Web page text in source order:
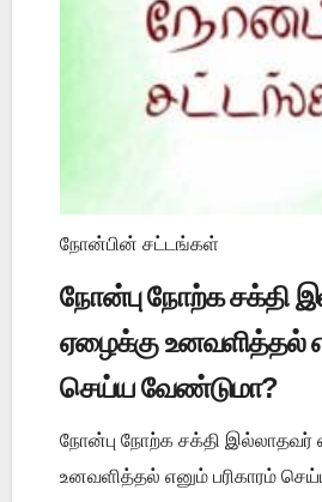
நோன்பின் சட்டங்கள்
நோன்பு நோற்க சக்தி
ஏழைக்கு உனவளித்தல்
செய்ய வேண்டுமா?
நோன்பு நோற்க சக்தி இல்லாதவர்
உனவளித்தல் எனும் பரிகாரம்